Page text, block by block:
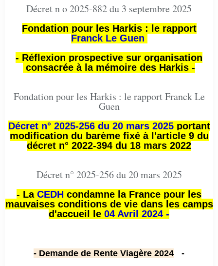
Décret n o 2025-882 du 3 septembre 2025
Fondation pour les Harkis : le rapport
Franck Le Guen
- Réflexion prospective sur organisation
consacrée à la mémoire des Harkis -
Fondation pour les Harkis : le rapport Franck Le
Guen
Décret n° 2025-256 du 20 mars 2025portant
modification du barème fixé à l'article 9 du
décret n° 2022-394 du 18 mars 2022
Décret n° 2025-256 du 20 mars 2025
- La CEDH condamne la France pour les
mauvaises conditions de vie dans les camps
d'accueil le 04 Avril 2024 -
- Demande de Rente Viagère 2024 -